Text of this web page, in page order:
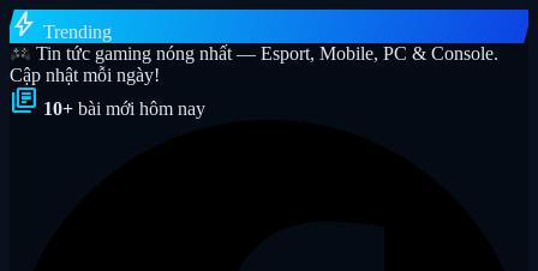
bolt Trending
Tin tức gaming nóng nhất — Esport, Mobile, PC & Console.
Cập nhật mỗi ngày!
library_books 10+ bài mới hôm nay